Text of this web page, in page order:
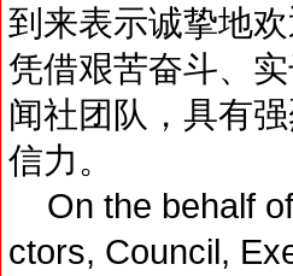
到来表示诚挚地
凭借艰苦奋斗、
闻社团队，具有
信力。
On the behalf
ctors, Council,